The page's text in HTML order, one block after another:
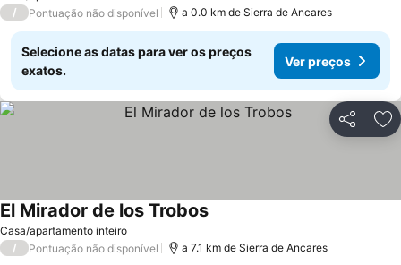
/ Pontuação não disponível a 0.0 km de Sierra de Ancares
Selecione as datas para ver os preços
exatos.
Ver preços
Partilhar
Casa/apartamento inteiro
El Mirador de los Trobos
/ Pontuação não disponível a 7.1 km de Sierra de Ancares